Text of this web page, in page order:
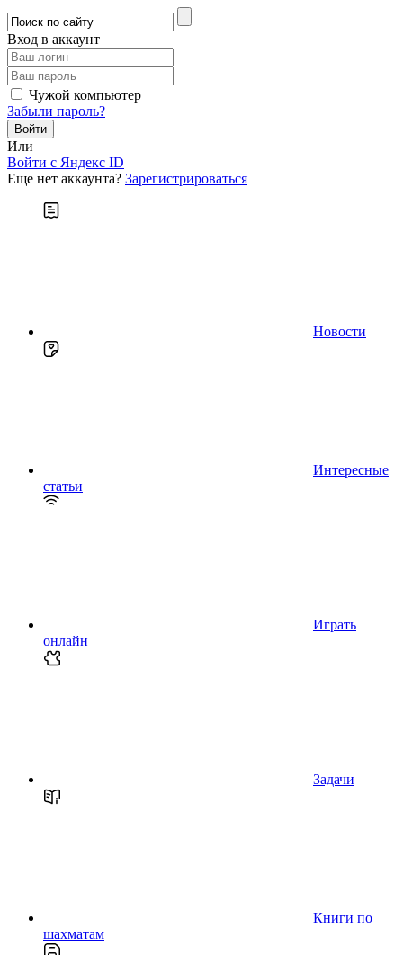
Вход в аккаунт
Чужой компьютер
Забыли пароль?
Или
Войти c Яндекс ID
Еще нет аккаунта? Зарегистрироваться
Новости
Интересные
статьи
Играть
онлайн
Задачи
Книги по
шахматам